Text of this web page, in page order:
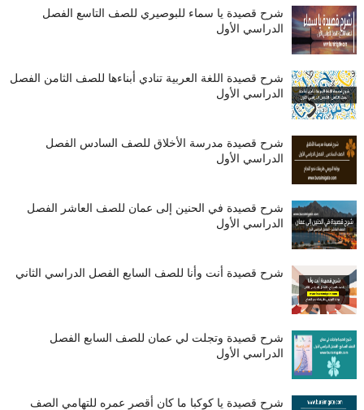
شرح قصيدة يا سماء للبوصيري للصف التاسع الفصل
الدراسي الأول
شرح قصيدة اللغة العربية تنادي أبناءها للصف الثامن الفصل
الدراسي الأول
شرح قصيدة مدرسة الأخلاق للصف السادس الفصل
الدراسي الأول
شرح قصيدة في الحنين إلى عمان للصف العاشر الفصل
الدراسي الأول
شرح قصيدة أنت وأنا للصف السابع الفصل الدراسي الثاني
شرح قصيدة وتجلت لي عمان للصف السابع الفصل
الدراسي الأول
شرح قصيدة يا كوكبا ما كان أقصر عمره للتهامي الصف